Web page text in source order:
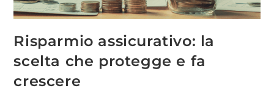
Risparmio assicurativo: la
scelta che protegge e fa
crescere